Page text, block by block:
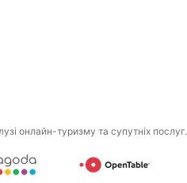
онлайн-туризму та супутніх послуг.